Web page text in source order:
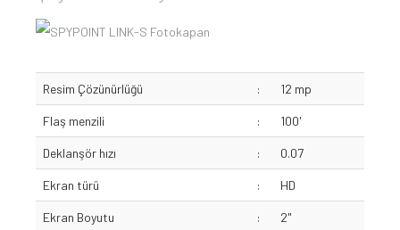
Resim Çözünürlüğü : 12 mp
Flaş menzili : 100'
Deklanşör hızı : 0.07
Ekran türü : HD
Ekran Boyutu : 2"